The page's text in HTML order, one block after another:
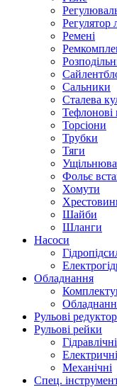
Регулятор
Ремені
Сальники
Сталева
Тефлонові
Торсіони
Трубки
Тяги
Фольє
Хомути
Шайби
Шланги
Насоси
Обладнання
Рульові
Рульові рейки
Гідравлічні
Електричні
Механічні
Спец.